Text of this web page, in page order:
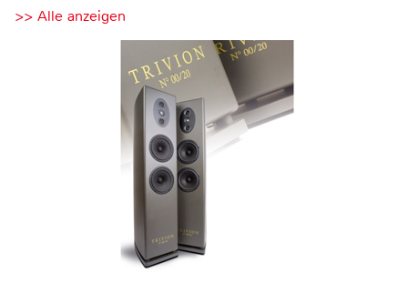
>> Alle anzeigen